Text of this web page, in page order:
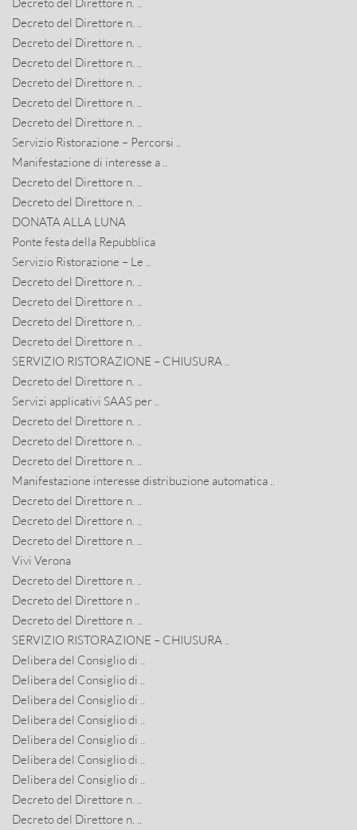
Decreto del Direttore n. ..
Decreto del Direttore n. ..
Decreto del Direttore n. ..
Decreto del Direttore n. ..
Decreto del Direttore n. ..
Decreto del Direttore n. ..
Servizio Ristorazione – Percorsi ..
Manifestazione di interesse a ..
Decreto del Direttore n. ..
Decreto del Direttore n. ..
DONATA ALLA LUNA
Ponte festa della Repubblica
Servizio Ristorazione – Le ..
Decreto del Direttore n. ..
Decreto del Direttore n. ..
Decreto del Direttore n. ..
Decreto del Direttore n. ..
SERVIZIO RISTORAZIONE – CHIUSURA ..
Decreto del Direttore n. ..
Servizi applicativi SAAS per ..
Decreto del Direttore n. ..
Decreto del Direttore n. ..
Decreto del Direttore n. ..
Manifestazione interesse distribuzione automatica ..
Decreto del Direttore n. ..
Decreto del Direttore n. ..
Decreto del Direttore n. ..
Vivi Verona
Decreto del Direttore n. ..
Decreto del Direttore n ..
Decreto del Direttore n. ..
SERVIZIO RISTORAZIONE – CHIUSURA ..
Delibera del Consiglio di ..
Delibera del Consiglio di ..
Delibera del Consiglio di ..
Delibera del Consiglio di ..
Delibera del Consiglio di ..
Delibera del Consiglio di ..
Delibera del Consiglio di ..
Decreto del Direttore n. ..
Decreto del Direttore n. ..